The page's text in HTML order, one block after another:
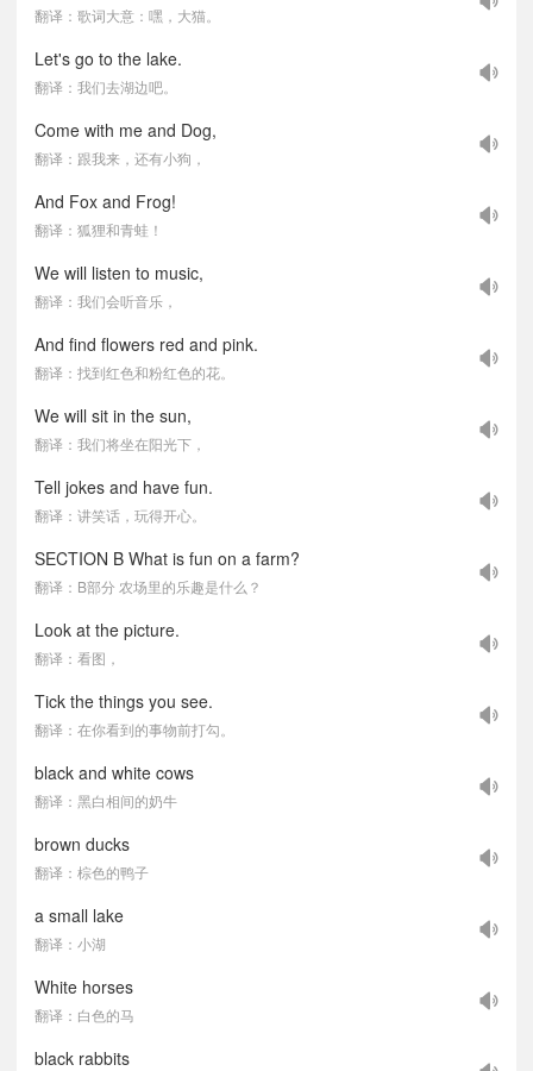
翻译：歌词大意：嘿，大猫。
Let's go to the lake.
翻译：我们去湖边吧。
Come with me and Dog,
翻译：跟我来，还有小狗，
And Fox and Frog!
翻译：狐狸和青蛙！
We will listen to music,
翻译：我们会听音乐，
And find flowers red and pink.
翻译：找到红色和粉红色的花。
We will sit in the sun,
翻译：我们将坐在阳光下，
Tell jokes and have fun.
翻译：讲笑话，玩得开心。
SECTION B What is fun on a farm?
翻译：B部分 农场里的乐趣是什么？
Look at the picture.
翻译：看图，
Tick the things you see.
翻译：在你看到的事物前打勾。
black and white cows
翻译：黑白相间的奶牛
brown ducks
翻译：棕色的鸭子
a small lake
翻译：小湖
White horses
翻译：白色的马
black rabbits